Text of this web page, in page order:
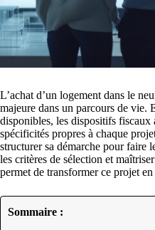
L’achat d’un logement dans le
majeure dans un parcours de vie.
disponibles, les dispositifs fiscaux
spécificités propres à chaque
structurer sa démarche pour faire
les critères de sélection et
permet de transformer ce projet
Sommaire :